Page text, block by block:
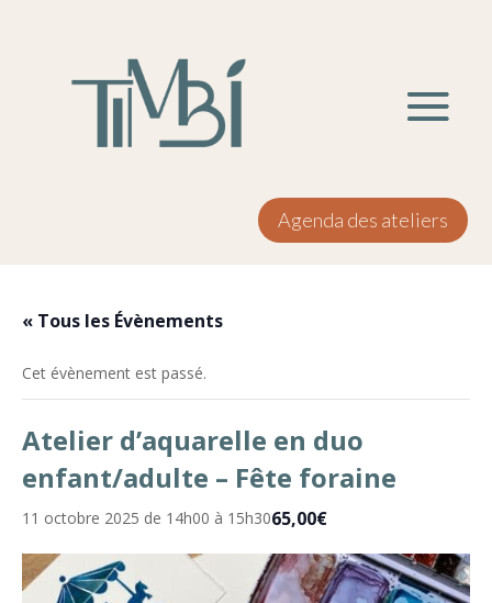
Agenda des ateliers
« Tous les Évènements
Cet évènement est passé.
Atelier d’aquarelle en duo
enfant/adulte – Fête foraine
11 octobre 2025 de 14h00 à 15h3065,00€